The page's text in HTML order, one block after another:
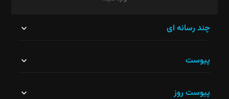
نباید
چند رسانه ای
پیوست
پیوست روز